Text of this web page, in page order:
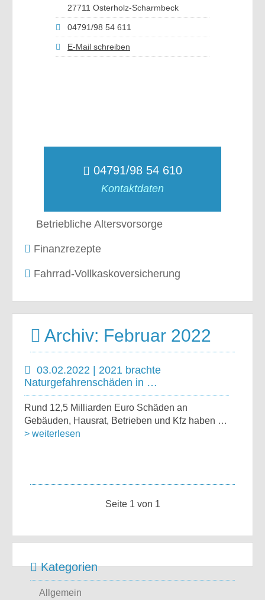
27711 Osterholz-Scharmbeck
04791/98 54 611
E-Mail schreiben
04791/98 54 610
Kontaktdaten
Betriebliche Altersvorsorge
Finanzrezepte
Fahrrad-Vollkaskoversicherung
Archiv: Februar 2022
03.02.2022 | 2021 brachte
Naturgefahrenschäden in …
Rund 12,5 Milliarden Euro Schäden an
Gebäuden, Hausrat, Betrieben und Kfz haben …
> weiterlesen
Seite 1 von 1
Kategorien
Allgemein